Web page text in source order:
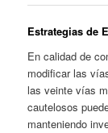
Estrategias de
En calidad de
modificar las
las veinte vías
cautelosos
manteniendo